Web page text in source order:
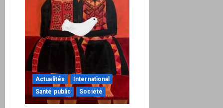
de
la
Constitution
Actualités
International
Santé public
Société